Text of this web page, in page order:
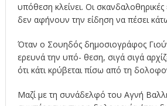
υπόθεση κλείνει. Οι
δεν αφήνουν την είδηση να πέσει
Όταν ο Σουηδός δημοσιογράφος
ερευνά την υπό- θεση, σιγά σιγά
ότι κάτι κρύβεται πίσω από τη
Μαζί με τη συνάδελφό του Αγνή